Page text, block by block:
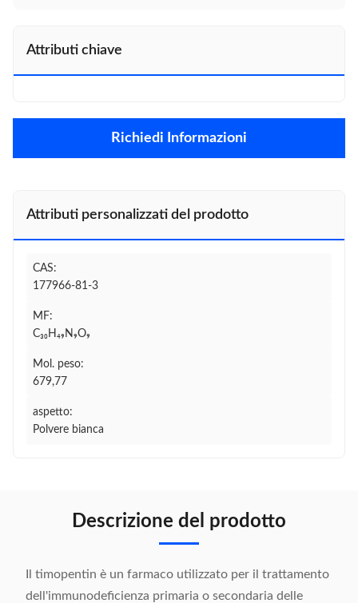
Attributi chiave
Richiedi Informazioni
Attributi personalizzati del prodotto
CAS:
177966-81-3
MF:
C₃₀H₄₉N₉O₉
Mol. peso:
679,77
aspetto:
Polvere bianca
Descrizione del prodotto
Il timopentin è un farmaco utilizzato per il trattamento
dell'immunodeficienza primaria o secondaria delle